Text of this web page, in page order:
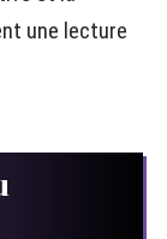
une lecture